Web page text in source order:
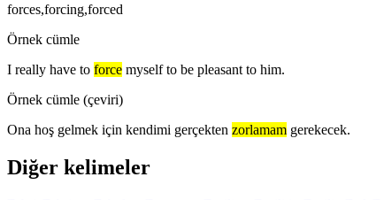
forces,forcing,forced
Örnek cümle
I really have to force myself to be pleasant to him.
Örnek cümle (çeviri)
Ona hoş gelmek için kendimi gerçekten zorlamam gerekecek.
Diğer kelimeler